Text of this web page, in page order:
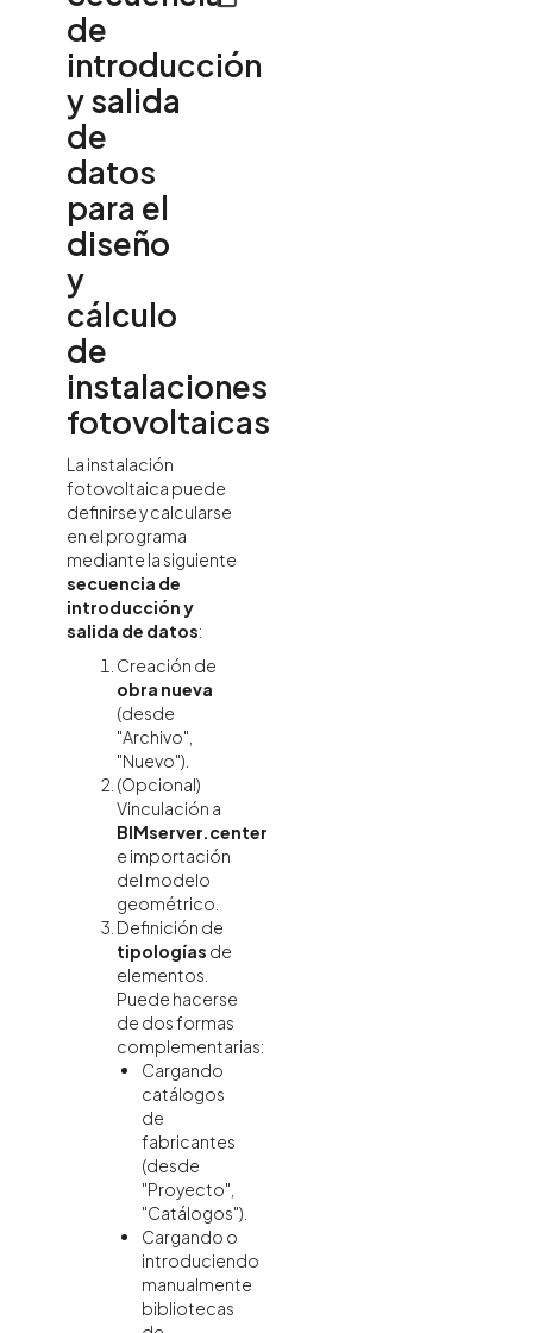
de
introducción
y salida
de
datos
para el
diseño
y
cálculo
de
instalaciones
fotovoltaicas
La instalación
fotovoltaica puede
definirse y calcularse
en el programa
mediante la siguiente
secuencia de
introducción y
salida de datos:
Creación de
obra nueva
(desde
"Archivo",
"Nuevo").
(Opcional)
Vinculación a
BIMserver.center
e importación
del modelo
geométrico.
Definición de
tipologías de
elementos.
Puede hacerse
de dos formas
complementarias:
Cargando
catálogos
de
fabricantes
(desde
"Proyecto",
"Catálogos").
Cargando o
introduciendo
manualmente
bibliotecas